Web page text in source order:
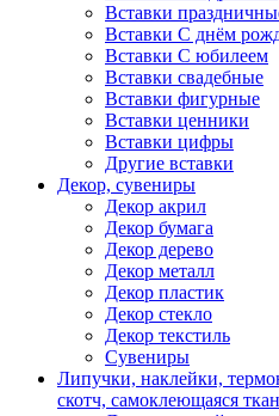
Вставки
Вставки С днём
Вставки С юбилеем
Вставки свадебные
Вставки фигурные
Вставки ценники
Вставки цифры
Другие вставки
Декор, сувениры
Декор акрил
Декор бумага
Декор дерево
Декор металл
Декор пластик
Декор стекло
Декор текстиль
Сувениры
Липучки, наклейки,
скотч, самоклеющаяся